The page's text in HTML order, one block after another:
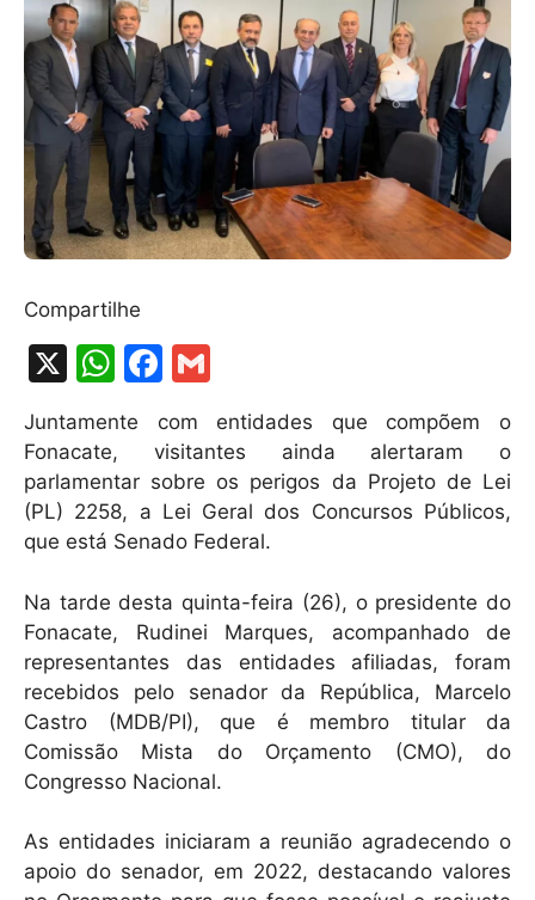
Compartilhe
X
W
at
s
A
p
p
F
c
e
b
o
o
k
ai
l
Juntamente com entidades que compõem o
Fonacate, visitantes ainda alertaram o
parlamentar sobre os perigos da Projeto de Lei
(PL) 2258, a Lei Geral dos Concursos Públicos,
que está Senado Federal.
Na tarde desta quinta-feira (26), o presidente do
Fonacate, Rudinei Marques, acompanhado de
representantes das entidades afiliadas, foram
recebidos pelo senador da República, Marcelo
Castro (MDB/PI), que é membro titular da
Comissão Mista do Orçamento (CMO), do
Congresso Nacional.
As entidades iniciaram a reunião agradecendo o
apoio do senador, em 2022, destacando valores